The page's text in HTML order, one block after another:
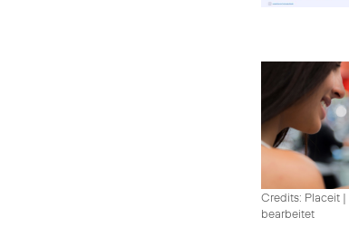
Credits: Placeit |
bearbeitet